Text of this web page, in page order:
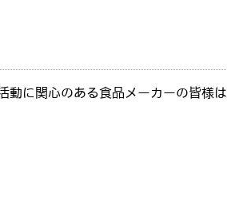
動に関心のある食品メーカーの皆様は